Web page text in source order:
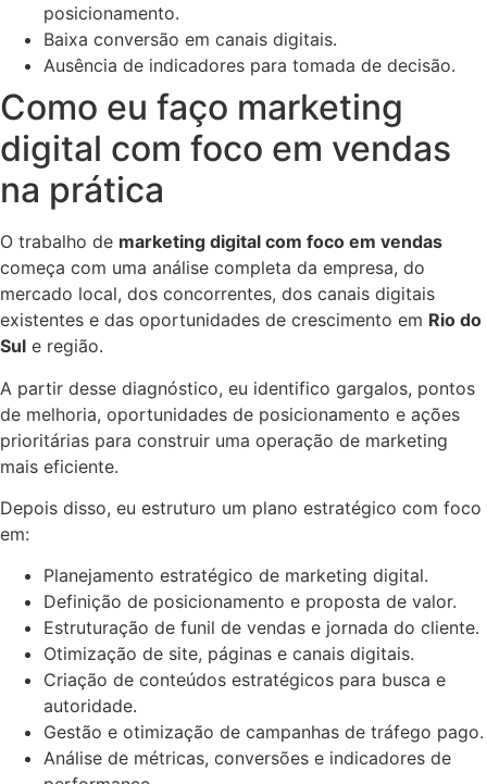
posicionamento.
Baixa conversão em canais digitais.
Ausência de indicadores para tomada de decisão.
Como eu faço marketing
digital com foco em vendas
na prática
O trabalho de marketing digital com foco em vendas
começa com uma análise completa da empresa, do
mercado local, dos concorrentes, dos canais digitais
existentes e das oportunidades de crescimento em Rio do
Sul e região.
A partir desse diagnóstico, eu identifico gargalos, pontos
de melhoria, oportunidades de posicionamento e ações
prioritárias para construir uma operação de marketing
mais eficiente.
Depois disso, eu estruturo um plano estratégico com foco
em:
Planejamento estratégico de marketing digital.
Definição de posicionamento e proposta de valor.
Estruturação de funil de vendas e jornada do cliente.
Otimização de site, páginas e canais digitais.
Criação de conteúdos estratégicos para busca e
autoridade.
Gestão e otimização de campanhas de tráfego pago.
Análise de métricas, conversões e indicadores de